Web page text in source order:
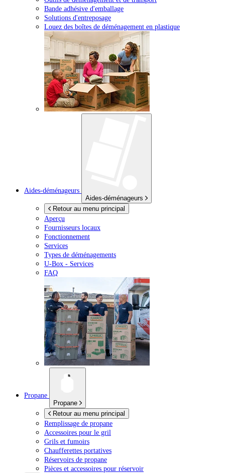
Bande adhésive d'emballage
Solutions d'entreposage
Louez des boîtes de déménagement en plastique
Aides-déménageurs
Aides-déménageurs
Retour au menu principal
Aperçu
Fournisseurs locaux
Fonctionnement
Services
Types de déménagements
U-Box - Services
FAQ
Propane
Propane
Retour au menu principal
Remplissage de propane
Accessoires pour le gril
Grils et fumoirs
Chaufferettes portatives
Réservoirs de propane
Pièces et accessoires pour réservoir